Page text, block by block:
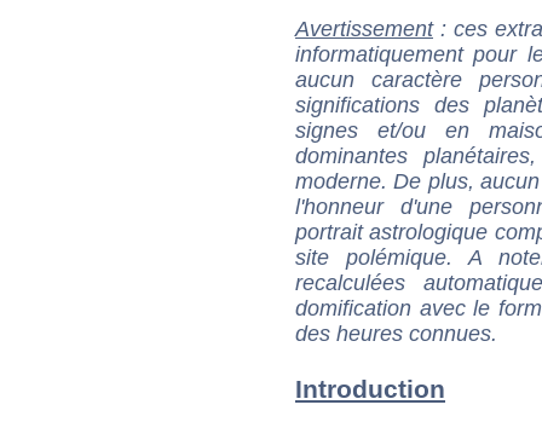
Avertissement: ces
informatiquement pour
aucun caractère
significations des
signes et/ou en
dominantes
moderne. De plus,
l'honneur d'une
portrait astrologique
site polémique. A
recalculées
domification avec le
des heures connues.
Introduction